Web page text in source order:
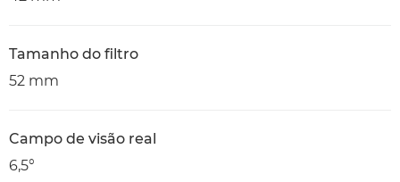
Tamanho do filtro
52 mm
Campo de visão real
6,5°